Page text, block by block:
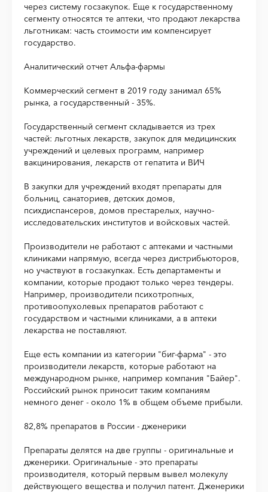
через систему госзакупок. Еще к государственному
сегменту относятся те аптеки, что продают лекарства
льготникам: часть стоимости им компенсирует
государство.
Аналитический отчет Альфа-фармы
Коммерческий сегмент в 2019 году занимал 65%
рынка, а государственный - 35%.
Государственный сегмент складывается из трех
частей: льготных лекарств, закупок для медицинских
учреждений и целевых программ, например
вакцинирования, лекарств от гепатита и ВИЧ
В закупки для учреждений входят препараты для
больниц, санаториев, детских домов,
психдиспансеров, домов престарелых, научно-
исследовательских институтов и войсковых частей.
Производители не работают с аптеками и частными
клиниками напрямую, всегда через дистрибьюторов,
но участвуют в госзакупках. Есть департаменты и
компании, которые продают только через тендеры.
Например, производители психотропных,
противоопухолевых препаратов работают с
государством и частными клиниками, а в аптеки
лекарства не поставляют.
Еще есть компании из категории "биг-фарма" - это
производители лекарств, которые работают на
международном рынке, например компания "Байер".
Российский рынок приносит таким компаниям
немного денег - около 1% в общем объеме прибыли.
82,8% препаратов в России - дженерики
Препараты делятся на две группы - оригинальные и
дженерики. Оригинальные - это препараты
производителя, который первым вывел молекулу
действующего вещества и получил патент. Дженерики